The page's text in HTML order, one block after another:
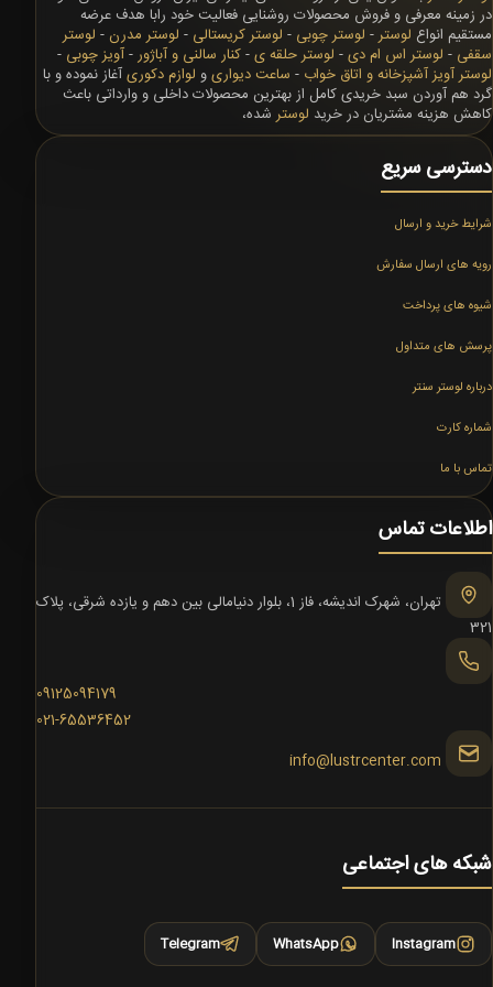
در زمینه معرفی و فروش محصولات روشنایی فعالیت خود رابا هدف عرضه
مستقیم انواع لوستر- لوستر چوبی - لوستر کریستالی - لوستر مدرن - لوستر
سقفی - لوستر اس ام دی- لوستر حلقه ی-کنار سالنی و آباژور-آویز چوبی -
لوستر آویز آشپزخانه و اتاق خواب - ساعت دیواریو لوازم دکوریآغاز نموده و با
گرد هم آوردن سبد خریدی کامل از بهترین محصولات داخلی و وارداتی باعث
کاهش هزینه مشتریان در خرید لوستر شده،
دسترسی سریع
شرایط خرید و ارسال
رویه های ارسال سفارش
شیوه های پرداخت
پرسش های متداول
درباره لوستر سنتر
شماره کارت
تماس با ما
اطلاعات تماس
تهران، شهرک اندیشه، فاز 1، بلوار دنیامالی بین دهم و یازده شرقی، پلاک
321
09125094179
021-65536452
info@lustrcenter.com
شبکه های اجتماعی
Instagram
WhatsApp
Telegram